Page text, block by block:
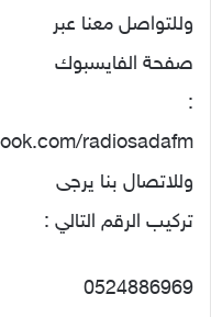
وللتواصل معنا عبر
صفحة الفايسبوك
:
radiosadafm
وللاتصال بنا يرجى
تركيب الرقم التالي :
0524886969